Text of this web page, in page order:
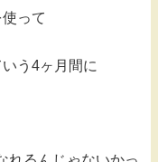
って
う4ヶ月間に